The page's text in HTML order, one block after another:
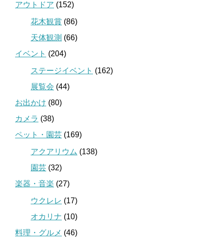
アウトドア (152)
花木観賞 (86)
天体観測 (66)
イベント (204)
ステージイベント (162)
展覧会 (44)
お出かけ (80)
カメラ (38)
ペット・園芸 (169)
アクアリウム (138)
園芸 (32)
楽器・音楽 (27)
ウクレレ (17)
オカリナ (10)
料理・グルメ (46)